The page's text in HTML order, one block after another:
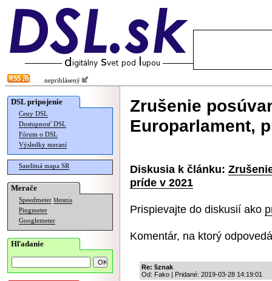
neprihlásený
DSL pripojenie
Ceny DSL
Dostupnosť DSL
Fórum o DSL
Výsledky meraní
Satelitná mapa SR
Merače
Speedmeter Merania
Pingmeter
Googlemeter
Hľadanie
Zrušenie
Europarlament,
Diskusia k článku:
príde v 2021
Prispievajte do diskusií ako
Komentár, na ktorý
Re: 5znak
Od: Fako | Pridané: 2019-03-28 14:19:01